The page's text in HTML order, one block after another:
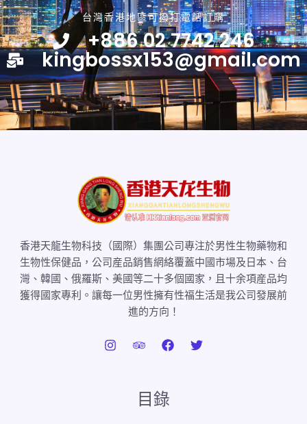
台灣香港地區可撥打電話訂購
+886 02 7742 246
kingbossx153@gmail.com
香港天龍生物科技（國際）集團公司專注於男性生物藥物和
生物性保健品，公司産品銷售網絡覆蓋中國市場及日本、台
灣、韓國、俄羅斯、美國等二十多個國家，且十余項産品均
獲得國家專利。讓每一位男性擁有性福生活是我公司發展前
進的方向！
目錄